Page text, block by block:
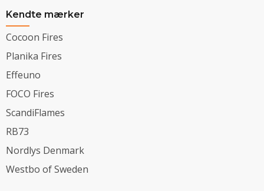
Kendte mærker
Cocoon Fires
Planika Fires
Effeuno
FOCO Fires
ScandiFlames
RB73
Nordlys Denmark
Westbo of Sweden